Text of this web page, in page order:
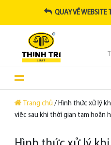
QUAY VỀ WEBSITE
Trang chủ / Hình thức xử lý
việc sau khi thời gian tạm hoãn